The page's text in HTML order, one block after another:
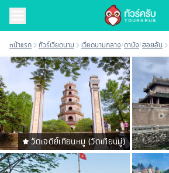
หน้าแรก ทัวร์เวียดนาม เวียดนามกลาง/ดานัง/ฮอยอัน
วัดเจดีย์เทียนหมู (วัดเทียนมู่)